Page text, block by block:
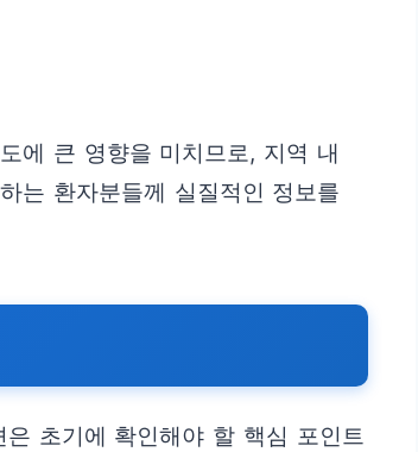
에 큰 영향을 미치므로, 지역 내
는 환자분들께 실질적인 정보를
초기에 확인해야 할 핵심 포인트